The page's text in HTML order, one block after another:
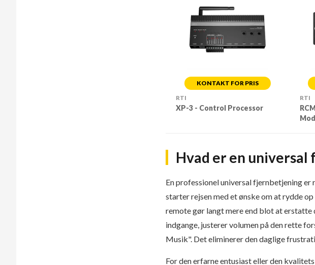
KONTAKT FOR PRIS
RTI
XP-3 - Control Processor
RTI
Hvad er en
En professionel universal fjernbetjening
starter rejsen med et ønske om at rydde
remote gør langt mere end blot at
indgange, justerer volumen på den rette
Musik". Det eliminerer den daglige
For den erfarne entusiast eller den